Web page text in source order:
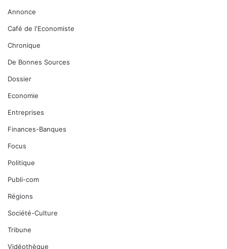
Annonce
Café de l'Economiste
Chronique
De Bonnes Sources
Dossier
Economie
Entreprises
Finances-Banques
Focus
Politique
Publi-com
Régions
Société-Culture
Tribune
Vidéothèque